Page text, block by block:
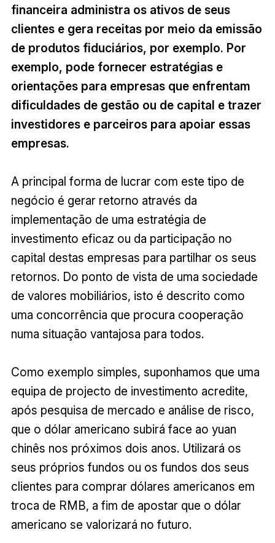
financeira administra os ativos de seus
clientes e gera receitas por meio da emissão
de produtos fiduciários, por exemplo. Por
exemplo, pode fornecer estratégias e
orientações para empresas que enfrentam
dificuldades de gestão ou de capital e trazer
investidores e parceiros para apoiar essas
empresas.
A principal forma de lucrar com este tipo de
negócio é gerar retorno através da
implementação de uma estratégia de
investimento eficaz ou da participação no
capital destas empresas para partilhar os seus
retornos. Do ponto de vista de uma sociedade
de valores mobiliários, isto é descrito como
uma concorrência que procura cooperação
numa situação vantajosa para todos.
Como exemplo simples, suponhamos que uma
equipa de projecto de investimento acredite,
após pesquisa de mercado e análise de risco,
que o dólar americano subirá face ao yuan
chinês nos próximos dois anos. Utilizará os
seus próprios fundos ou os fundos dos seus
clientes para comprar dólares americanos em
troca de RMB, a fim de apostar que o dólar
americano se valorizará no futuro.